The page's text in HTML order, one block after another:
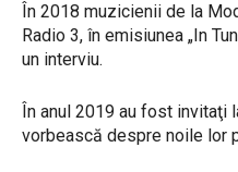
În 2018 muzicienii de la
Radio 3, în emisiunea „In
un interviu.
În anul 2019 au fost invitaţi
vorbească despre noile lor